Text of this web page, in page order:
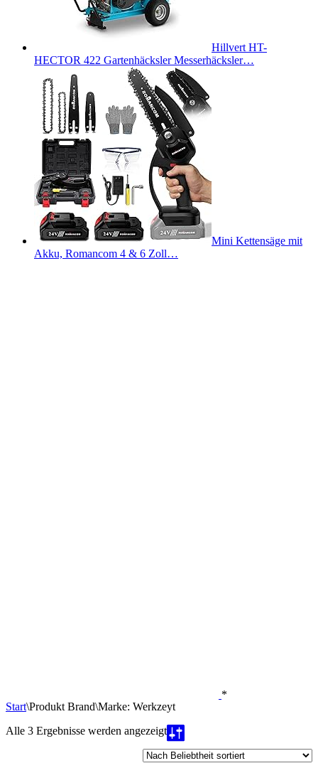
Hillvert HT-
HECTOR 422 Gartenhäcksler Messerhäcksler…
Mini Kettensäge mit
Akku, Romancom 4 & 6 Zoll…
*
Start\Produkt Brand\Marke: Werkzeyt
Alle 3 Ergebnisse werden angezeigtNach
Beliebtheit
sortiert